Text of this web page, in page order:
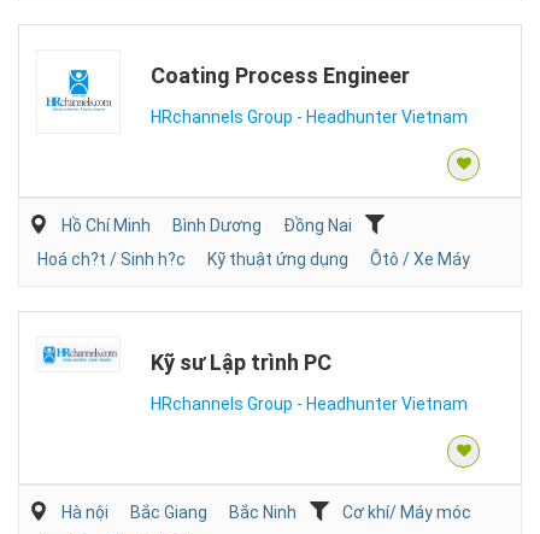
Coating Process Engineer
HRchannels Group - Headhunter Vietnam
Hồ Chí Minh Bình Dương
Đồng Nai
Hoá ch?t / Sinh h?c
Kỹ thuật ứng dụng Ôtô / Xe Máy
Kỹ sư Lập trình PC
HRchannels Group - Headhunter Vietnam
Hà nội Bắc Giang Bắc Ninh
Cơ khí/ Máy móc